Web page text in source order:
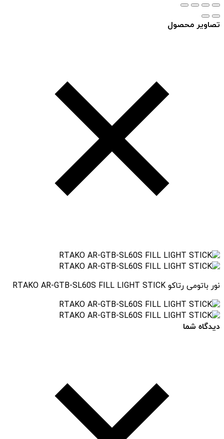
تصاویر محصول
نور باتومی رتاکو RTAKO AR-GTB-SL60S FILL LIGHT STICK
دیدگاه شما